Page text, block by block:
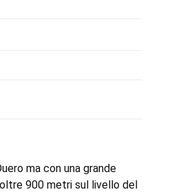
ma con una grande
900 metri sul livello del